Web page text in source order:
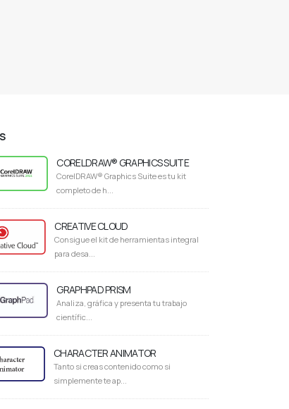
CORELDRAW® GRAPHICS SUITE
CorelDRAW® Graphics Suite es tu kit
completo de h...
CREATIVE CLOUD
Consigue el kit de herramientas integral
para desa...
GRAPHPAD PRISM
Analiza, gráfica y presenta tu trabajo
científic...
CHARACTER ANIMATOR
Tanto si creas contenido como si
simplemente te ap...